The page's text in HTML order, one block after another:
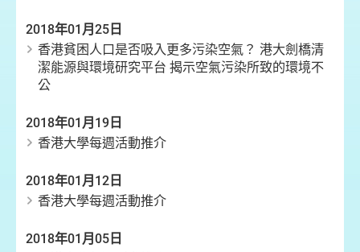
2018年01月25日
香港貧困人口是否吸入更多污染空氣？ 港大劍橋清
潔能源與環境研究平台 揭示空氣污染所致的環境不
公
2018年01月19日
香港大學每週活動推介
2018年01月12日
香港大學每週活動推介
2018年01月05日